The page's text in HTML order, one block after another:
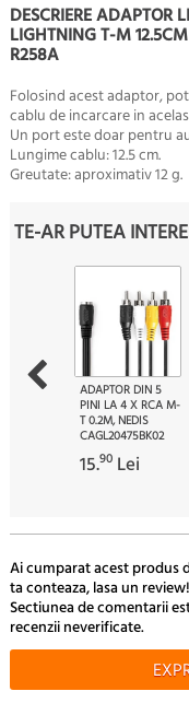
DESCRIERE ADAPTOR
LIGHTNING T-M
R258A
Folosind acest adaptor,
cablu de incarcare in
Un port este doar pentru
Lungime cablu: 12.5 cm.
Greutate: aproximativ 12 g.
TE-AR PUTEA
ADAPTOR DIN 5
PINI LA 4 X RCA M-
T 0.2M, NEDIS
CAGL20475BK02
15.90 Lei
Ai cumparat acest produs
ta conteaza, lasa un review!
Sectiunea de comentarii
recenzii neverificate.